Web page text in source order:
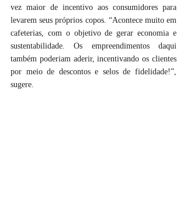
vez maior de incentivo aos consumidores para
levarem seus próprios copos. “Acontece muito em
cafeterias, com o objetivo de gerar economia e
sustentabilidade. Os empreendimentos daqui
também poderiam aderir, incentivando os clientes
por meio de descontos e selos de fidelidade!”,
sugere.